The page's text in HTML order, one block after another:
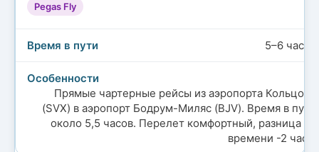
Pegas Fly
5–6 часов
Прямые чартерные рейсы из аэропорта Кольцово
(SVX) в аэропорт Бодрум-Миляс (BJV). Время в пути
около 5,5 часов. Перелет комфортный, разница во
времени -2 часа.